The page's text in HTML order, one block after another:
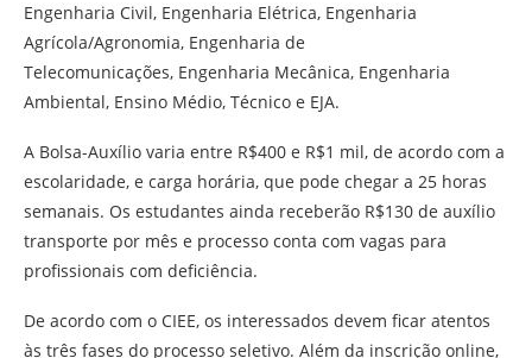
Engenharia Civil, Engenharia Elétrica, Engenharia
Agrícola/Agronomia, Engenharia de
Telecomunicações, Engenharia Mecânica, Engenharia
Ambiental, Ensino Médio, Técnico e EJA.
A Bolsa-Auxílio varia entre R$400 e R$1 mil, de acordo com a
escolaridade, e carga horária, que pode chegar a 25 horas
semanais. Os estudantes ainda receberão R$130 de auxílio
transporte por mês e processo conta com vagas para
profissionais com deficiência.
De acordo com o CIEE, os interessados devem ficar atentos
às três fases do processo seletivo. Além da inscrição online,